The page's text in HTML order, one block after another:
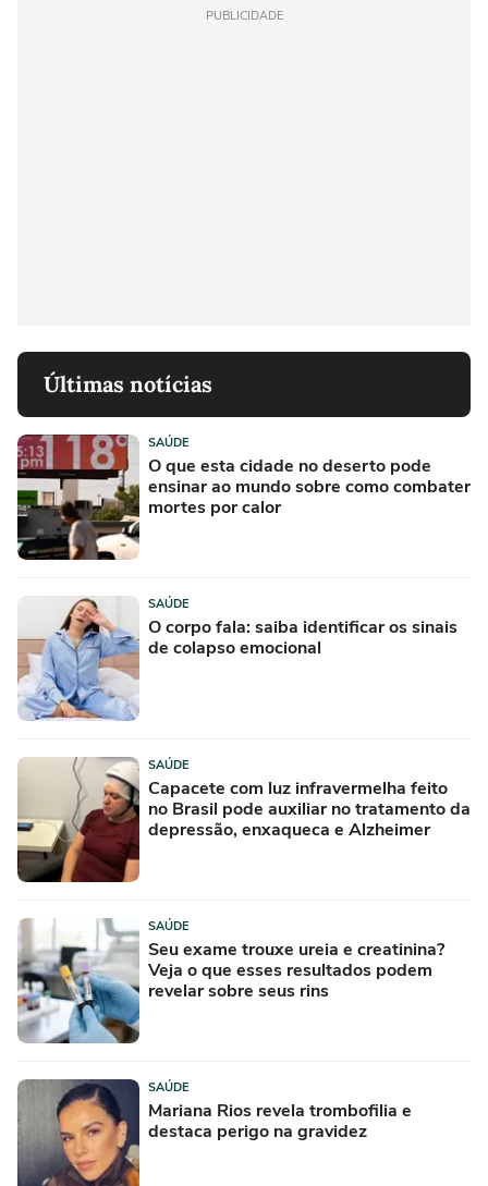
PUBLICIDADE
Últimas notícias
SAÚDE
O que esta cidade no deserto pode
ensinar ao mundo sobre como combater
mortes por calor
SAÚDE
O corpo fala: saiba identificar os sinais
de colapso emocional
SAÚDE
Capacete com luz infravermelha feito
no Brasil pode auxiliar no tratamento da
depressão, enxaqueca e Alzheimer
SAÚDE
Seu exame trouxe ureia e creatinina?
Veja o que esses resultados podem
revelar sobre seus rins
SAÚDE
Mariana Rios revela trombofilia e
destaca perigo na gravidez